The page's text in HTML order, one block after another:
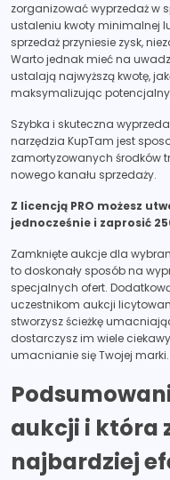
zorganizować wyprzedaż w
ustaleniu kwoty minimalnej
sprzedaż przyniesie zysk,
Warto jednak mieć na
ustalają najwyższą kwotę,
maksymalizując potencjalny
Szybka i skuteczna
narzędzia KupTam jest
zamortyzowanych środków
nowego kanału sprzedaży.
Z licencją PRO możesz
jednocześnie i zaprosić
Zamknięte aukcje dla
to doskonały sposób na
specjalnych ofert.
uczestnikom aukcji
stworzysz ścieżkę
dostarczysz im wiele
umacnianie się Twojej marki.
aukcji i która
najbardziej